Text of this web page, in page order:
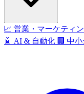
📈 営業・マーケティ
🤖 AI & 自動化 🏢 中小